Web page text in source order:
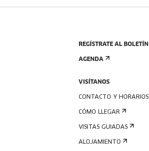
REGÍSTRATE AL BOLETÍN
AGENDA
VISÍTANOS
CONTACTO Y HORARIOS
CÓMO LLEGAR
VISITAS GUIADAS
ALOJAMIENTO